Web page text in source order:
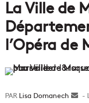
La Ville de
l’Opéra de
Lisa Domanech